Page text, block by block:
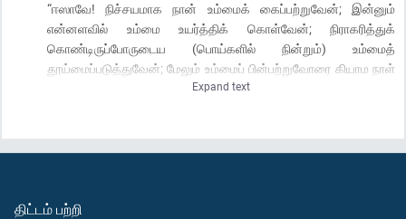
“ஈஸாவே! நிச்சயமாக நான் உம்மைக் கைப்பற்றுவேன்; இன்னும்
என்னளவில் உம்மை உயர்த்திக் கொள்வேன்; நிராகரித்துக்
கொண்டிருப்போருடைய (பொய்களில் நின்றும்) உம்மைத்
தூய்மைப்படுத்துவேன்; மேலும் உம்மைப் பின்பற்றுவோரை கியாம நாள்
வரை நிராகரிப்போருக்கு மேலாகவும் வைப்பேன்; பின்னர் உங்களுடைய
Expand text
திட்டம் பற்றி